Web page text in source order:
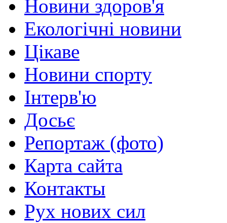
Новини здоров'я
Екологічні новини
Цікаве
Новини спорту
Інтерв'ю
Досьє
Репортаж (фото)
Карта сайта
Контакты
Рух нових сил